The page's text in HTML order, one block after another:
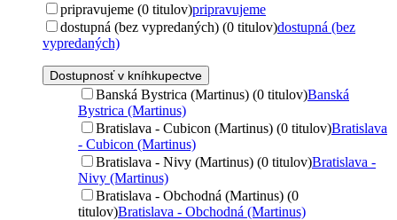
pripravujeme (0 titulov)pripravujeme
dostupná (bez vypredaných) (0 titulov)dostupná (bez
vypredaných)
Dostupnosť v kníhkupectve
Banská Bystrica (Martinus) (0 titulov)Banská
Bystrica (Martinus)
Bratislava - Cubicon (Martinus) (0 titulov)Bratislava
- Cubicon (Martinus)
Bratislava - Nivy (Martinus) (0 titulov)Bratislava -
Nivy (Martinus)
Bratislava - Obchodná (Martinus) (0
titulov)Bratislava - Obchodná (Martinus)